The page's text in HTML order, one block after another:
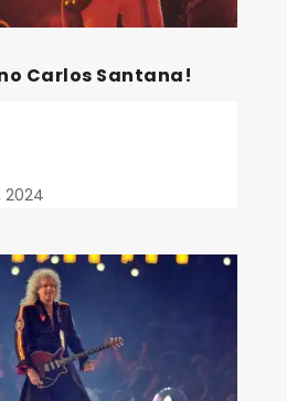
Carlos Santana!
2024